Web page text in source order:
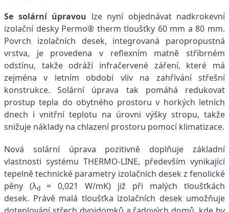
Se solární úpravou lze nyní objednávat nadkrokevní
izolační desky Permo® therm tloušťky 60 mm a 80 mm.
Povrch izolačních desek, integrovaná paropropustná
vrstva, je provedena v reflexním matně stříbrném
odstínu, takže odráží infračervené záření, které má
zejména v letním období vliv na zahřívání střešní
konstrukce. Solární úprava tak pomáhá redukovat
prostup tepla do obytného prostoru v horkých letních
dnech i vnitřní teplotu na úrovni výšky stropu, takže
snižuje náklady na chlazení prostoru pomocí klimatizace.
Nová solární úprava pozitivně doplňuje základní
vlastnosti systému THERMO-LINE, především vynikající
tepelně technické parametry izolačních desek z fenolické
pěny (λd = 0,021 W/mK) již při malých tloušťkách
desek. Právě malá tloušťka izolačních desek umožňuje